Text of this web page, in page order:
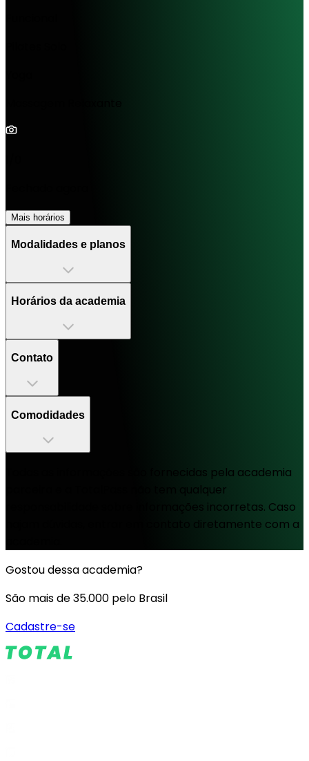
Mais horários
Modalidades e planos
Horários da academia
Contato
Comodidades
Todas as informações são fornecidas pela academia
parceira e a TotalPass não tem qualquer
responsabilidade sobre informações incorretas. Caso
hajam dúvidas, entrar em contato diretamente com a
Gostou dessa academia?
São mais de 35.000 pelo Brasil
Cadastre-se